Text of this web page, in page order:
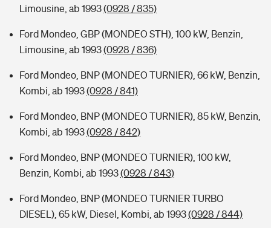
Limousine, ab 1993(0928 / 835)
Ford Mondeo, GBP (MONDEO STH), 100 kW, Benzin,
Limousine, ab 1993(0928 / 836)
Ford Mondeo, BNP (MONDEO TURNIER), 66 kW, Benzin,
Kombi, ab 1993(0928 / 841)
Ford Mondeo, BNP (MONDEO TURNIER), 85 kW, Benzin,
Kombi, ab 1993(0928 / 842)
Ford Mondeo, BNP (MONDEO TURNIER), 100 kW,
Benzin, Kombi, ab 1993(0928 / 843)
Ford Mondeo, BNP (MONDEO TURNIER TURBO
DIESEL), 65 kW, Diesel, Kombi, ab 1993(0928 / 844)